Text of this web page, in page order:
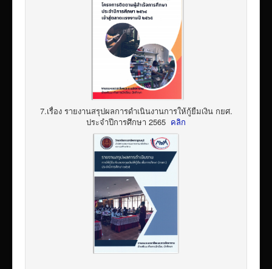
7.เรื่อง รายงานสรุปผลการดำเนินงานการให้กู้ยืมเงิน กยศ.
ประจำปีการศึกษา 2565 คลิก